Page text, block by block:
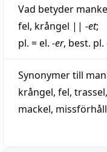
Vad betyder
fel, krångel || -et;
pl. = el. -er, best. pl.
Synonymer till
krångel, fel, trassel,
mackel,